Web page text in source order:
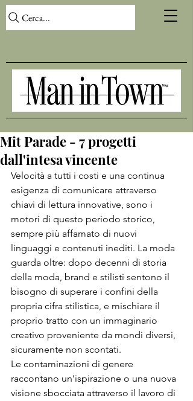
Cerca...
Mit Parade - 7 progetti
dall'intesa vincente
Velocità a tutti i costi e una continua
esigenza di comunicare attraverso
chiavi di lettura innovative, sono i
motori di questo periodo storico,
sempre più affamato di nuovi
linguaggi e contenuti inediti. La moda
guarda oltre: dopo decenni di storia
della moda, brand e stilisti sentono il
bisogno di superare i confini della
propria cifra stilistica, e mischiare il
proprio tratto con un immaginario
creativo proveniente da mondi diversi,
sicuramente non scontati.
Le contaminazioni di genere
raccontano un’ispirazione o una nuova
visione sbocciata attraverso il lavoro di